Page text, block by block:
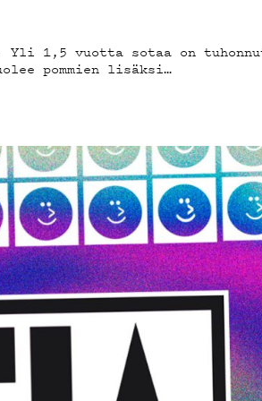
1,5 vuotta sotaa on
pommien lisäksi…